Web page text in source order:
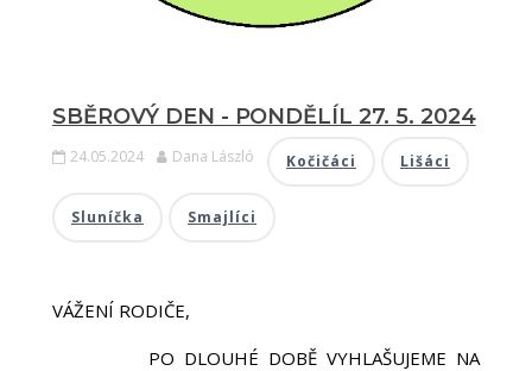
SBĚROVÝ DEN - PONDĚLÍL 27. 5. 2024
24.05.2024 Dana László Kočičáci Lišáci
Sluníčka Smajlíci
VÁŽENÍ RODIČE,
PO DLOUHÉ DOBĚ VYHLAŠUJEME NA